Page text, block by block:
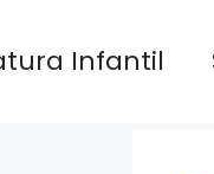
Infantil